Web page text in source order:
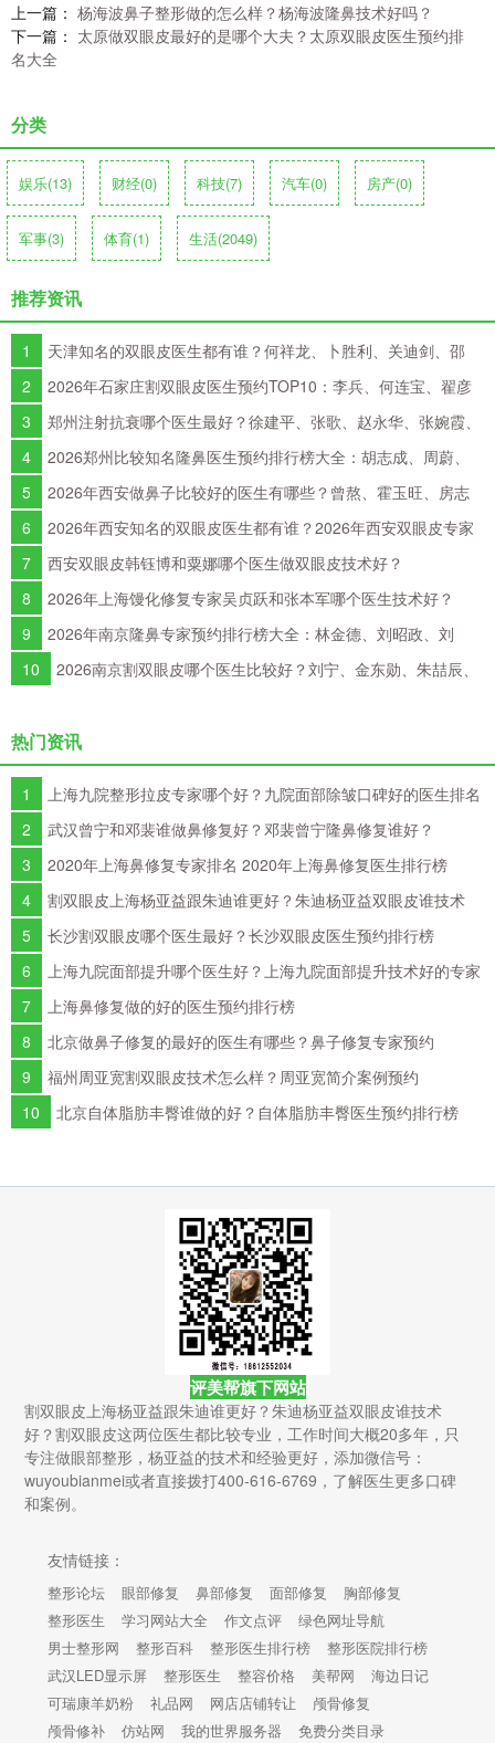
上一篇： 杨海波鼻子整形做的怎么样？杨海波隆鼻技术好吗？
下一篇： 太原做双眼皮最好的是哪个大夫？太原双眼皮医生预约排
名大全
分类
娱乐(13) 财经(0) 科技(7) 汽车(0) 房产(0)
军事(3) 体育(1) 生活(2049)
推荐资讯
1
天津知名的双眼皮医生都有谁？何祥龙、卜胜利、关迪剑、邵
妍、夏红福、毕小丽谁双眼皮做得好？
2
2026年石家庄割双眼皮医生预约TOP10：李兵、何连宝、翟彦
刚、毛俊涛、丁庆丰、崔剑、张洁、王亚斌、马云鹏、张玉辉、李海
霞
3
郑州注射抗衰哪个医生最好？徐建平、张歌、赵永华、张婉霞、
王妍芝、唐喜、李娟、朱怡梦哪个好？
4
2026郑州比较知名隆鼻医生预约排行榜大全：胡志成、周蔚、
张海洋、王启立、张鹏、李冰谁做鼻子更好？
5
2026年西安做鼻子比较好的医生有哪些？曾熬、霍玉旺、房志
强、蒋立、刘宝军哪个更好？
6
2026年西安知名的双眼皮医生都有谁？2026年西安双眼皮专家
预约排行榜大全
7
西安双眼皮韩钰博和粟娜哪个医生做双眼皮技术好？
8
2026年上海馒化修复专家吴贞跃和张本军哪个医生技术好？
9
2026年南京隆鼻专家预约排行榜大全：林金德、刘昭政、刘
涛、黄金龙、曹海峰谁隆鼻技术好？
10
2026南京割双眼皮哪个医生比较好？刘宁、金东勋、朱喆辰、
热门资讯
1
上海九院整形拉皮专家哪个好？九院面部除皱口碑好的医生排名
2
武汉曾宁和邓裴谁做鼻修复好？邓裴曾宁隆鼻修复谁好？
3
2020年上海鼻修复专家排名 2020年上海鼻修复医生排行榜
4
割双眼皮上海杨亚益跟朱迪谁更好？朱迪杨亚益双眼皮谁技术
好？
5
长沙割双眼皮哪个医生最好？长沙双眼皮医生预约排行榜
6
上海九院面部提升哪个医生好？上海九院面部提升技术好的专家
排名
7
上海鼻修复做的好的医生预约排行榜
8
北京做鼻子修复的最好的医生有哪些？鼻子修复专家预约
9
福州周亚宽割双眼皮技术怎么样？周亚宽简介案例预约
10
北京自体脂肪丰臀谁做的好？自体脂肪丰臀医生预约排行榜
评美帮旗下网站
割双眼皮上海杨亚益跟朱迪谁更好？朱迪杨亚益双眼皮谁技术
好？割双眼皮这两位医生都比较专业，工作时间大概20多年，只
专注做眼部整形，杨亚益的技术和经验更好，添加微信号：
wuyoubianmei或者直接拨打400-616-6769，了解医生更多口碑
和案例。
友情链接：
整形论坛 眼部修复 鼻部修复 面部修复
胸部修复
整形医生
学习网站大全 作文点评
绿色网址导航
男士整形网
整形百科 整形医生排行榜
整形医院排行榜
武汉LED显示屏
整形医生 整容价格 美帮网
海边日记
可瑞康羊奶粉
礼品网 网店店铺转让
颅骨修复
颅骨修补
仿站网 我的世界服务器 免费分类目录